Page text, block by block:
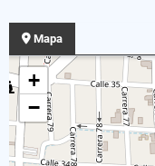
Mapa
+
−